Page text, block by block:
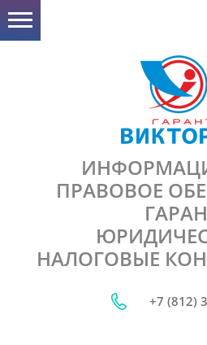
ПРАВОВОЕ
НАЛОГОВЫЕ
+7 (812)